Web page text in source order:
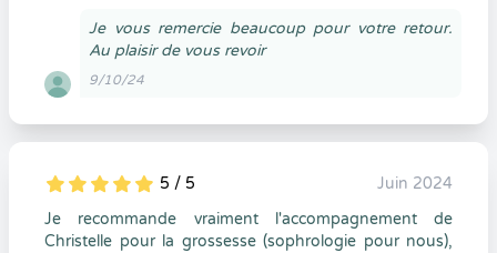
Je vous remercie beaucoup pour votre retour.
Au plaisir de vous revoir
9/10/24
5
1
5
0 5 / 5
Juin 2024
Je recommande vraiment l'accompagnement de
Christelle pour la grossesse (sophrologie pour nous),